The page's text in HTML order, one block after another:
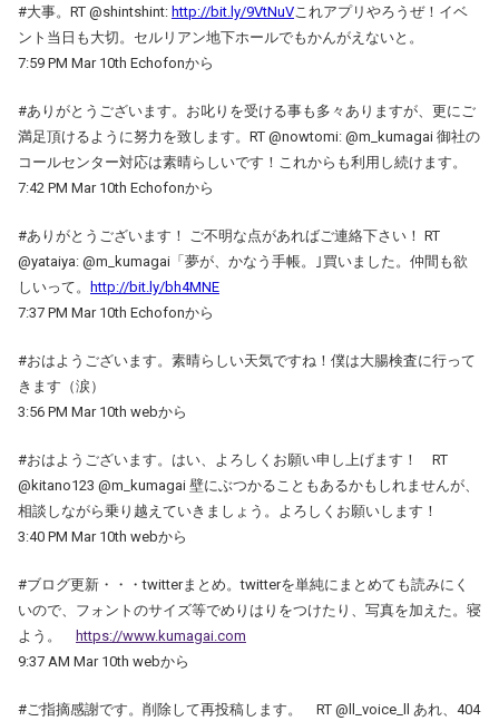
#大事。RT @shintshint: http://bit.ly/9VtNuV これアプリやろうぜ！イベ
ント当日も大切。セルリアン地下ホールでもかんがえないと。
7:59 PM Mar 10th Echofonから
#ありがとうございます。お叱りを受ける事も多々ありますが、更にご
満足頂けるように努力を致します。RT @nowtomi: @m_kumagai 御社の
コールセンター対応は素晴らしいです！これからも利用し続けます。
7:42 PM Mar 10th Echofonから
#ありがとうございます！ ご不明な点があればご連絡下さい！ RT
@yataiya: @m_kumagai「夢が、かなう手帳。｣買いました。仲間も欲
しいって。
http://bit.ly/bh4MNE
7:37 PM Mar 10th Echofonから
#おはようございます。素晴らしい天気ですね！僕は大腸検査に行って
きます（涙）
3:56 PM Mar 10th webから
#おはようございます。はい、よろしくお願い申し上げます！ RT
@kitano123 @m_kumagai 壁にぶつかることもあるかもしれませんが、
相談しながら乗り越えていきましょう。よろしくお願いします！
3:40 PM Mar 10th webから
#ブログ更新・・・twitterまとめ。twitterを単純にまとめても読みにく
いので、フォントのサイズ等でめりはりをつけたり、写真を加えた。寝
よう。
https://www.kumagai.com
9:37 AM Mar 10th webから
#ご指摘感謝です。削除して再投稿します。 RT @ll_voice_ll あれ、404